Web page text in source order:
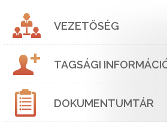
VEZETŐSÉG
TAGSÁGI
DOKUMENTUMTÁR